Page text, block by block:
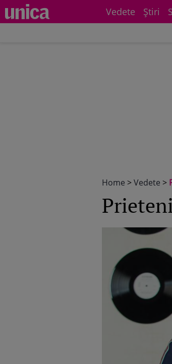
Vedete Știri
Home >Vedete >